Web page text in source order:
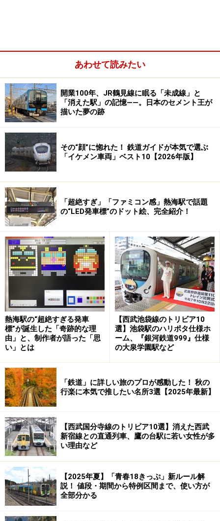
のだ。
しかも、3社の車両が6種類入り乱れて運転されているの
で、どんな車両がやってくるのか楽しみな路線でもあ
る。
半蔵門線を走る8000系（奥3編成）と08系（手前2編成）が
勢ぞろい
このうち東京メトロの車両は、8000系と08系の2種類で
あるが、8000系は初期の車両は1980年に製造されたの
で、車齢は40年を超え引退の時期を迎えている。そこで
新型車両18000系の登場となった。これにより、順次
8000系を置き換えていき、2025年度までに全19編成190
両の搬入を完了することになっている。
新型車両18000系のシンボルカラーは紫
では、新型車両18000系はどんな車両なのか見ていきた
い。
スタイリッシュな18000系
あわせて読みたい
開業100年、JR鶴見線に眠る「未成線」と
「消えた駅」の記憶――。日本のセメント王が
描いた夢の跡
その“顔”に惚れた！ 鉄道ガイドが本気で選ぶ
「イケメン車両」ベスト10【2026年版】
「超絶すぎ」「ファミコン感」熱海駅で話題
の“LED発車標”のドット絵、完全紹介！
熱海駅の“超絶すぎる発車
標”が誕生した「奇跡的な理
由」と、制作者が語った「思
い」とは
【西武池袋線のトリビア10
選】池袋駅のハリポタ仕様ホ
ーム、『銀河鉄道999』仕様
の大泉学園駅など
「鉄道」に詳しい旅のプロが感動した！ 秋の
行楽に本気で推したい名所3選【2025年最新】
【西武国分寺線のトリビア10選】消えた西武
新宿線との直通列車、鷹の台駅に若い女性が多
い理由など
【2025年夏】「青春18きっぷ」新ルール解
説！ 値段・期間から特例区間まで、使い方が
全部分かる